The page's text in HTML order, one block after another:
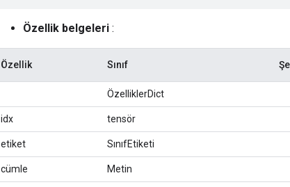
Özellik belgeleri :
Özellik Sınıf
ÖzelliklerDict
idx tensör
etiket SınıfEtiketi
cümle Metin